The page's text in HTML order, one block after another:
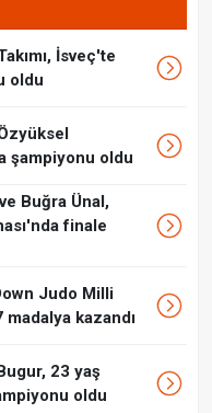
İsveç'te
oldu
şampiyonu oldu
Buğra Ünal,
finale
Judo Milli
madalya kazandı
23 yaş
oldu